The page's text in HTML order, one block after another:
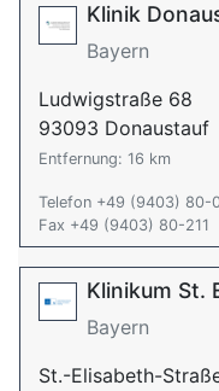
Klinik
Bayern
Ludwigstraße 68
93093 Donaustauf
Entfernung: 16 km
Telefon +49 (9403) 80-
Fax +49 (9403) 80-211
Klinikum St.
Bayern
St.-Elisabeth-